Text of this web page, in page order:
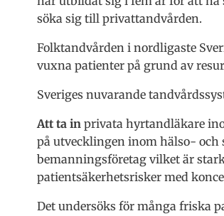
söka sig till privattandvården.
Folktandvården i nordligaste
vuxna patienter på grund av
Sveriges nuvarande
Att ta in privata hyrtandläkare
på utvecklingen inom hälso- och
bemanningsföretag vilket är
patientsäkerhetsrisker med
Det undersöks för många friska